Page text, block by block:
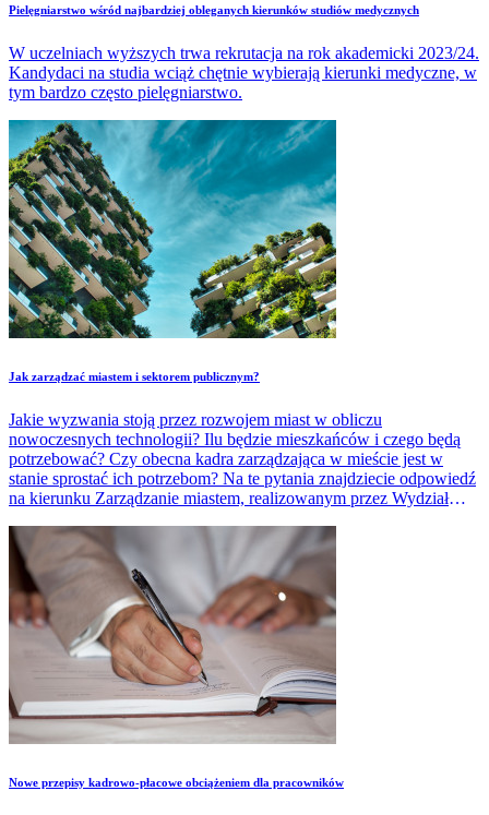
​Pielęgniarstwo wśród najbardziej obleganych kierunków studiów medycznych
W uczelniach wyższych trwa rekrutacja na rok akademicki 2023/24.
Kandydaci na studia wciąż chętnie wybierają kierunki medyczne, w
tym bardzo często pielęgniarstwo.
​Jak zarządzać miastem i sektorem publicznym?
Jakie wyzwania stoją przez rozwojem miast w obliczu
nowoczesnych technologii? Ilu będzie mieszkańców i czego będą
potrzebować? Czy obecna kadra zarządzająca w mieście jest w
stanie sprostać ich potrzebom? Na te pytania znajdziecie odpowiedź
na kierunku Zarządzanie miastem, realizowanym przez Wydział
Nowe przepisy kadrowo-płacowe obciążeniem dla pracowników